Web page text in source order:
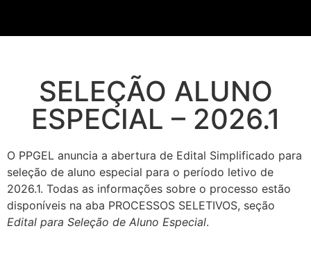
SELEÇÃO ALUNO
ESPECIAL – 2026.1
O PPGEL anuncia a abertura de Edital Simplificado para
seleção de aluno especial para o período letivo de
2026.1. Todas as informações sobre o processo estão
disponíveis na aba PROCESSOS SELETIVOS, seção
Edital para Seleção de Aluno Especial.